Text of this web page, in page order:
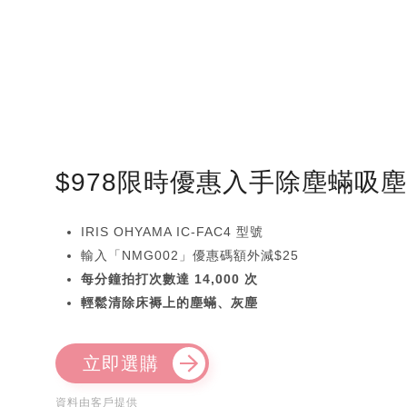
$978限時優惠入手除塵蟎吸
IRIS OHYAMA IC-FAC4 型號
輸入「NMG002」優惠碼額外減$25
每分鐘拍打次數達 14,000 次
輕鬆清除床褥上的塵蟎、灰塵
立即選購
資料由客戶提供